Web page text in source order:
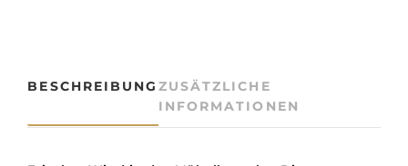
h
BESCHREIBUNG ZUSÄTZLICHE
INFORMATIONEN